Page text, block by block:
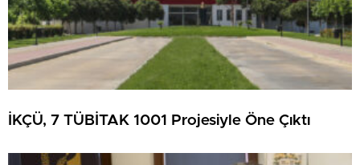
İKÇÜ, 7 TÜBİTAK 1001 Projesiyle Öne Çıktı